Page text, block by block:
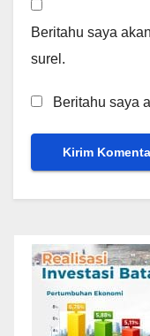
Beritahu saya
surel.
Beritahu saya